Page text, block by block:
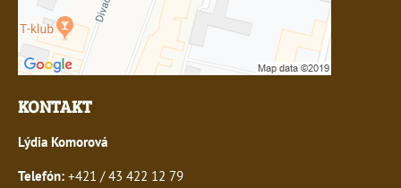
KONTAKT
Lýdia Komorová
Telefón: +421 / 43 422 12 79